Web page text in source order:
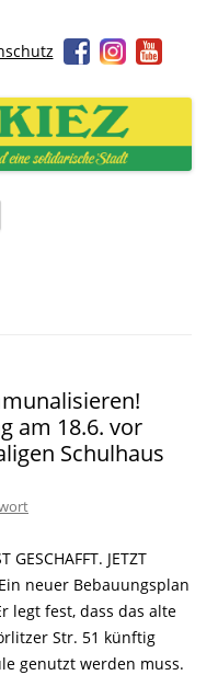
solidarische Stadt
am 18.6. vor
Schulhaus
GESCHAFFT. JETZT
Ein neuer Bebauungsplan
legt fest, dass das alte
Str. 51 künftig
genutzt werden muss.